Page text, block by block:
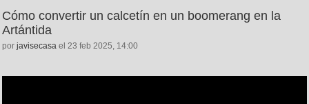
Cómo convertir un calcetín en un boomerang en la
Artántida
por javisecasa el 23 feb 2025, 14:00